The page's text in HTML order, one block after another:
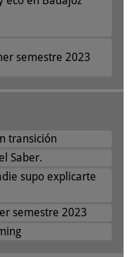
semestre 2023
transición
Saber.
supo explicarte
semestre 2023